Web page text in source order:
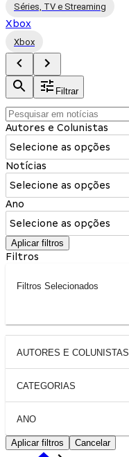
Séries, TV e Streaming
Xbox
Xbox
Filtrar
Autores e Colunistas
Selecione as opções
Notícias
Selecione as opções
Ano
Selecione as opções
Aplicar filtros
Filtros
Filtros Selecionados
AUTORES E COLUNISTAS
CATEGORIAS
ANO
Aplicar filtros Cancelar